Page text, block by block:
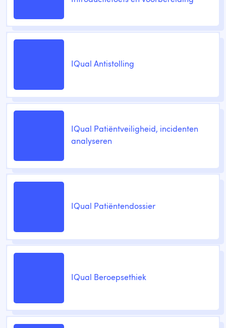
IQual Antistolling
IQual Patiëntveiligheid, incidenten
analyseren
IQual Patiëntendossier
IQual Beroepsethiek